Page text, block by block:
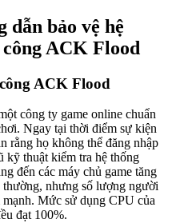
dẫn bảo vệ hệ
ACK Flood
ACK Flood
công ty game online chuẩn
Ngay tại thời điểm sự kiện
rằng họ không thể đăng nhập
kỹ thuật kiểm tra hệ thống
đến các máy chủ game tăng
nhưng số lượng người
Mức sử dụng CPU của
đạt 100%.